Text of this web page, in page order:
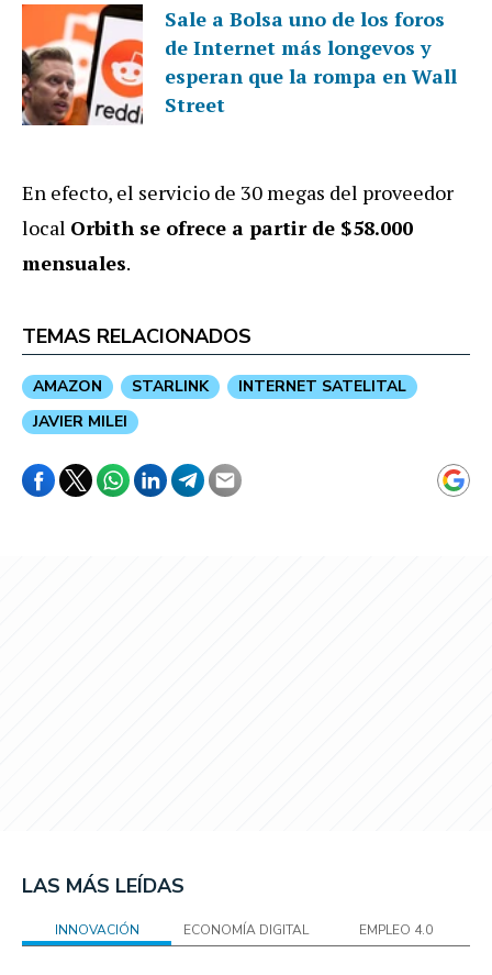
Sale a Bolsa uno de los foros
de Internet más longevos y
esperan que la rompa en Wall
Street
En efecto, el servicio de 30 megas del proveedor
local Orbith se ofrece a partir de $58.000
mensuales.
TEMAS RELACIONADOS
AMAZON STARLINK
INTERNET SATELITAL
JAVIER MILEI
LAS MÁS LEÍDAS
INNOVACIÓN ECONOMÍA DIGITAL EMPLEO 4.0